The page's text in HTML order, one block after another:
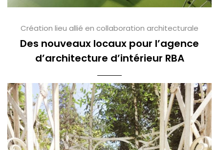
Création lieu allié en collaboration architecturale
Des nouveaux locaux pour l’agence
d’architecture d’intérieur RBA